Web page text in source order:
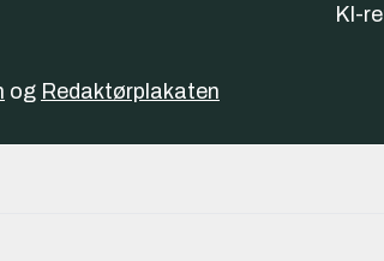
KI-
og Redaktørplakaten